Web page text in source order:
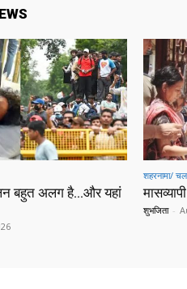
बहुत अलग है…और यहां
शहरनामा/
शुभजिता -